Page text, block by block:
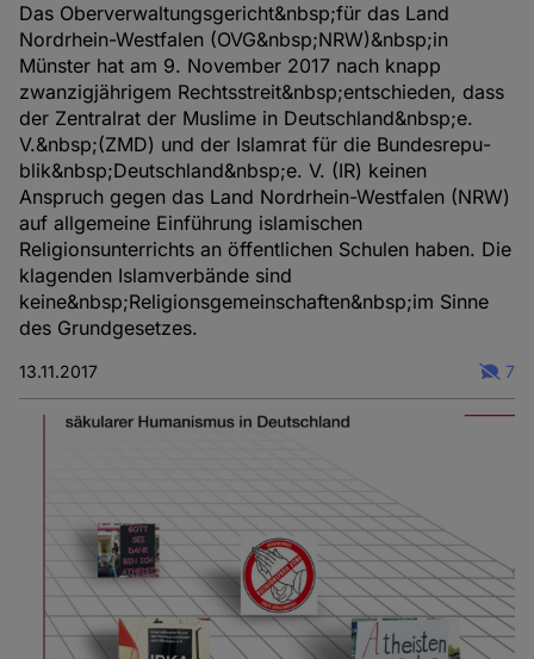
Das Oberverwaltungsgericht&nbsp;für das Land
Nordrhein-Westfalen (OVG&nbsp;NRW)&nbsp;in
Münster hat am 9. November 2017 nach knapp
zwanzigjährigem Rechtsstreit&nbsp;entschieden, dass
der Zentralrat der Muslime in Deutschland&nbsp;e.
V.&nbsp;(ZMD) und der Islamrat für die Bundesrepu­
blik&nbsp;Deutschland&nbsp;e. V. (IR) keinen
Anspruch gegen das Land Nordrhein-Westfalen (NRW)
auf allgemeine Einführung islamischen
Religionsunterrichts an öffentlichen Schulen haben. Die
klagenden Islamverbände sind
keine&nbsp;Religionsgemeinschaften&nbsp;im Sinne
des Grundgesetzes.
13.11.2017 7